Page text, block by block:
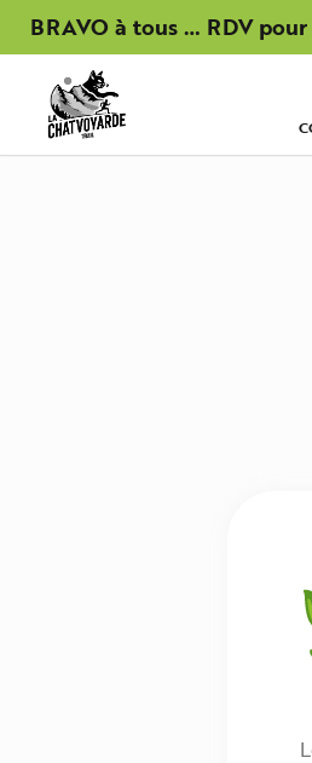
BRAVO à tous … RDV